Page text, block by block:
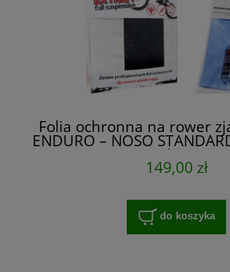
Folia ochronna na rower
ENDURO – NOSO
na cały rower
149,00 zł
do koszyka